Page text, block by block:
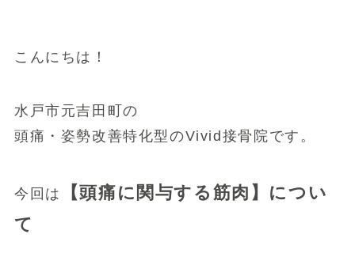
こんにちは！
水戸市元吉田町の
頭痛・姿勢改善特化型のVivid接骨院です。
今回は
【頭痛に関与する筋肉】につい
て